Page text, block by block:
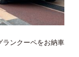
ンクーペをお納車